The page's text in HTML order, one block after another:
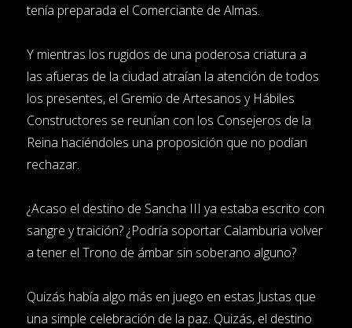
tenía preparada el Comerciante de Almas.
Y mientras los rugidos de una poderosa criatura a
las afueras de la ciudad atraían la atención de todos
los presentes, el Gremio de Artesanos y Hábiles
Constructores se reunían con los Consejeros de la
Reina haciéndoles una proposición que no podían
rechazar.
¿Acaso el destino de Sancha III ya estaba escrito con
sangre y traición? ¿Podría soportar Calamburia volver
a tener el Trono de ámbar sin soberano alguno?
Quizás había algo más en juego en estas Justas que
una simple celebración de la paz. Quizás, el destino